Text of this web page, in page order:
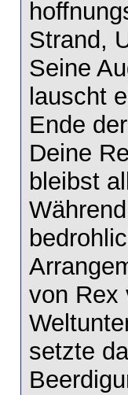
Strand,
Seine
lauscht
Ende
Deine
bleibst
von Rex
setzte